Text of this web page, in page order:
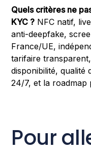
Quels critères ne
KYC ? NFC natif,
anti-deepfake,
France/UE,
tarifaire
disponibilité, qualité
24/7, et la roadmap
Pour